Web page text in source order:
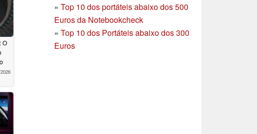
» Top 10 dos portáteis abaixo dos 500
Euros da Notebookcheck
» Top 10 dos Portáteis abaixo dos 300
Euros
O